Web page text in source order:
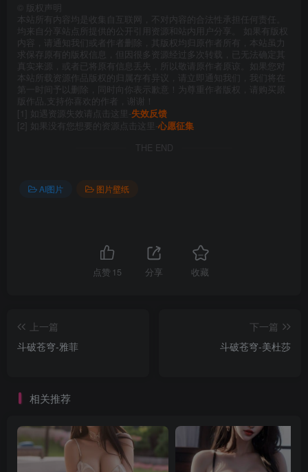
版权声明
本站所有内容均是收集自互联网，不对内容的合法性承担任何责任。
均来自分享站点所提供的公开引用资源和站内用户分享。 如果有版权
内容，请通知我们或者作者删除，其版权均归原作者所有，本站虽力
求保存原有的版权信息，但因很多资源经过多次转载，已无法确定其
真实来源，或者已将原有信息丢失，所以敬请原作者原谅。如果您对
本站所载资源作品版权的归属存有异议，请立即通知我们，我们将在
第一时间予以删除，同时向你表示歉意！为尊重作者版权，请购买原
版作品,支持你喜欢的作者，谢谢！
[1] 如遇资源失效请点击这里-失效反馈
[2] 如果没有您想要的资源点击这里-心愿征集
THE END
AI图片 图片壁纸
点赞 15 分享 收藏
上一篇
斗破苍穹-雅菲
下一篇
斗破苍穹-美杜莎
相关推荐